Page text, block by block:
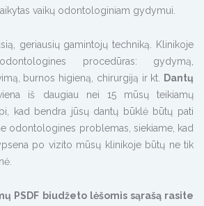
vaikų odontologiniam gydymui.
geriausių gamintojų techniką. Klinikoje
procedūras: gydymą,
burnos higieną, chirurgiją ir kt.
Dantų
iš daugiau nei 15 mūsų teikiamų
kad bendra jūsų dantų būklė būtų pati
odontologines problemas, siekiame, kad
po vizito mūsų klinikoje būtų ne tik
PSDF biudžeto lėšomis sąrašą rasite